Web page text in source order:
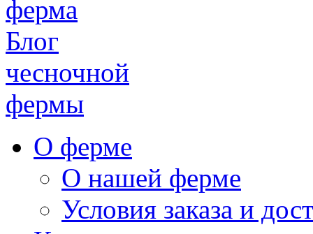
Блог
чесночной
фермы
О ферме
О нашей ферме
Условия заказа и